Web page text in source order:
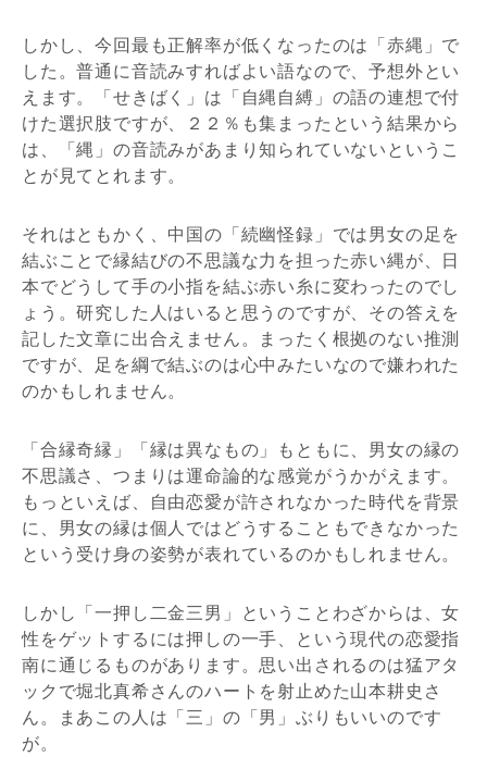
しかし、今回最も正解率が低くなったのは「赤縄」で
した。普通に音読みすればよい語なので、予想外とい
えます。「せきばく」は「自縄自縛」の語の連想で付
けた選択肢ですが、２２％も集まったという結果から
は、「縄」の音読みがあまり知られていないというこ
とが見てとれます。
それはともかく、中国の「続幽怪録」では男女の足を
結ぶことで縁結びの不思議な力を担った赤い縄が、日
本でどうして手の小指を結ぶ赤い糸に変わったのでし
ょう。研究した人はいると思うのですが、その答えを
記した文章に出合えません。まったく根拠のない推測
ですが、足を綱で結ぶのは心中みたいなので嫌われた
のかもしれません。
「合縁奇縁」「縁は異なもの」もともに、男女の縁の
不思議さ、つまりは運命論的な感覚がうかがえます。
もっといえば、自由恋愛が許されなかった時代を背景
に、男女の縁は個人ではどうすることもできなかった
という受け身の姿勢が表れているのかもしれません。
しかし「一押し二金三男」ということわざからは、女
性をゲットするには押しの一手、という現代の恋愛指
南に通じるものがあります。思い出されるのは猛アタ
ックで堀北真希さんのハートを射止めた山本耕史さ
ん。まあこの人は「三」の「男」ぶりもいいのです
が。